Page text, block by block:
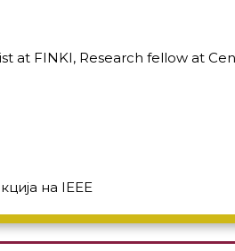
at FINKI, Research fellow at
на IEEE